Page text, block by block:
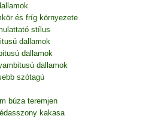
és fríg környezete
stílus
dallamok
dallamok
dallamok
szótagú
búza teremjen
kakasa